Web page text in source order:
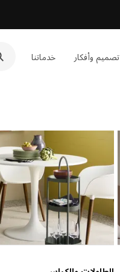
تصميم وأفكار خدماتنا